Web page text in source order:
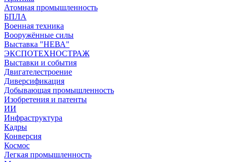
Атомная промышленность
БПЛА
Военная техника
Вооружённые силы
Выставка "НЕВА"
ЭКСПОТЕХНОСТРАЖ
Выставки и события
Двигателестроение
Диверсификация
Добывающая промышленность
Изобретения и патенты
ИИ
Инфраструктура
Кадры
Конверсия
Космос
Легкая промышленность